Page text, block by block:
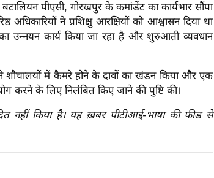
पीएसी, गोरखपुर के कमांडेंट का कार्यभार सौंपा
अधिकारियों ने प्रशिक्षु आरक्षियों को आश्वासन दिया था
का उन्नयन कार्य किया जा रहा है और शुरुआती व्यवधान
ने शौचालयों में कैमरे होने के दावों का खंडन किया और एक
करने के लिए निलंबित किए जाने की पुष्टि की।
नहीं किया है। यह ख़बर पीटीआई-भाषा की फीड से